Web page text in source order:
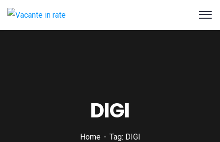
DIGI
Home Tag: DIGI